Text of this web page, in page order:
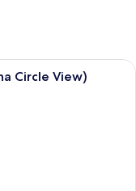
- 1 stórt tvíbreitt rúm
Circle View)